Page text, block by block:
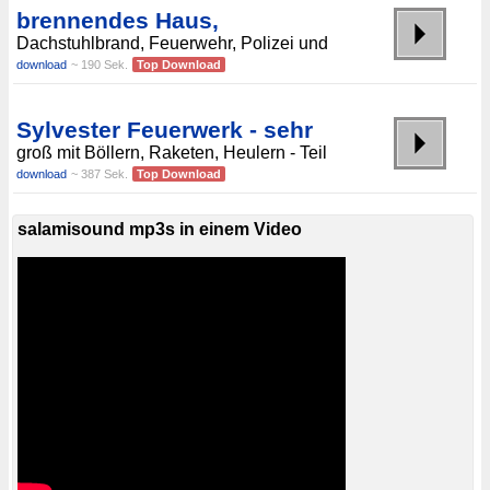
brennendes Haus,
Dachstuhlbrand, Feuerwehr, Polizei und
download ~ 190 Sek. Top Download
Sylvester Feuerwerk - sehr
groß mit Böllern, Raketen, Heulern - Teil
download ~ 387 Sek. Top Download
salamisound mp3s in einem Video